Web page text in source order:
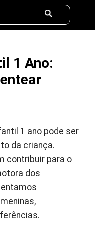
1 Ano:
1 ano pode ser
da criança.
contribuir para o
dos